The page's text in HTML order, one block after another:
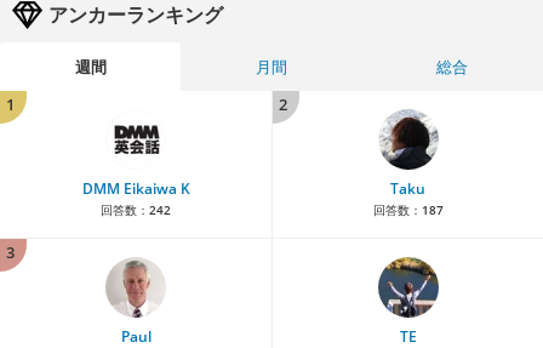
アンカーランキング
週間 月間
総合
1
DMM Eikaiwa K
回答数： 242
2
Taku
回答数： 187
3
Paul TE